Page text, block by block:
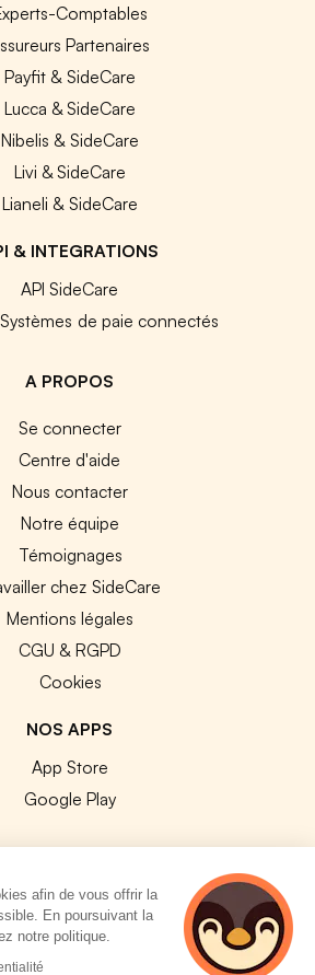
Comptables
Partenaires
Payfit & SideCare
Lucca & SideCare
Nibelis & SideCare
Livi & SideCare
Lianeli & SideCare
& INTEGRATIONS
API SideCare
Systèmes de paie connectés
A PROPOS
Se connecter
Centre d'aide
Nous contacter
Notre équipe
Témoignages
chez SideCare
Mentions légales
CGU & RGPD
Cookies
NOS APPS
App Store
Google Play
Tous droits réservés.
afin de vous offrir la
En poursuivant la
notre politique.
4 personnes